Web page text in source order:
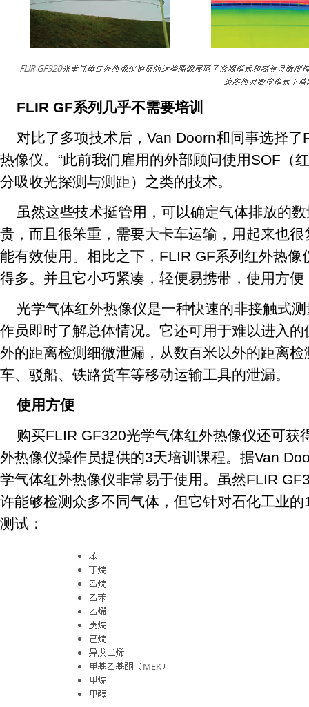
FLIR GF系列几乎不需要培训
对比了多项技术后，Van Doorn和同事选择
热像仪。“此前我们雇用的外部顾问使用SOF（
分吸收光探测与测距）之类的技术。
虽然这些技术挺管用，可以确定气体排放的
贵，而且很笨重，需要大卡车运输，用起来也
能有效使用。相比之下，FLIR GF系列红外热像
得多。并且它小巧紧凑，轻便易携带，使用方
光学气体红外热像仪是一种快速的非接触式
作员即时了解总体情况。它还可用于难以进入
外的距离检测细微泄漏，从数百米以外的距离
车、驳船、铁路货车等移动运输工具的泄漏。
使用方便
购买FLIR GF320光学气体红外热像仪还可获
外热像仪操作员提供的3天培训课程。据Van
学气体红外热像仪非常易于使用。虽然FLIR
许能够检测众多不同气体，但它针对石化工业
测试：